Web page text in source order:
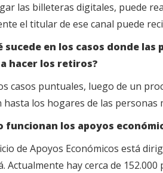
las billeteras digitales, puede
el titular de ese canal puede
sucede en los casos donde
a hacer los retiros?
casos puntuales, luego de un
hasta los hogares de las
funcionan los apoyos
de Apoyos Económicos está
Actualmente hay cerca de